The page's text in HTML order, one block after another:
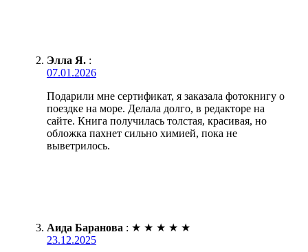
Элла Я. :
07.01.2026
Подарили мне сертификат, я заказала фотокнигу о
поездке на море. Делала долго, в редакторе на
сайте. Книга получилась толстая, красивая, но
обложка пахнет сильно химией, пока не
выветрилось.
Аида Баранова : ★ ★ ★ ★ ★
23.12.2025